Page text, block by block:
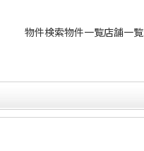
物件検索物件一覧店舗一覧